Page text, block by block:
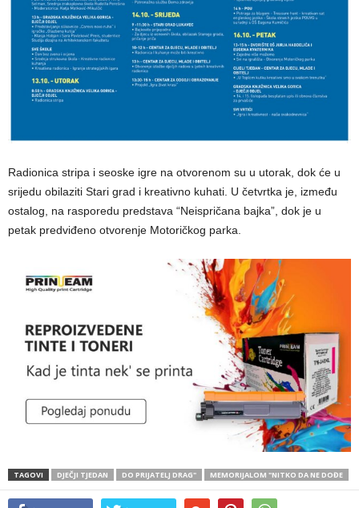
Radionica stripa i seoske igre na otvorenom su u utorak, dok će u
srijedu obilaziti Stari grad i kreativno kuhati. U četvrtka je, između
ostalog, na rasporedu predstava “Neispričana bajka”, dok je u
petak predviđeno otvorenje Motoričkog parka.
TAGOVI DJEČJI TJEDAN DO PRIJATELJ DRAG" MEMORIJALOM "NITKO DA NE DOĐE